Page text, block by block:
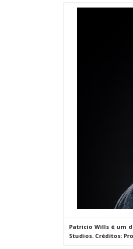
Patricio Wills é um
Studios. Créditos: